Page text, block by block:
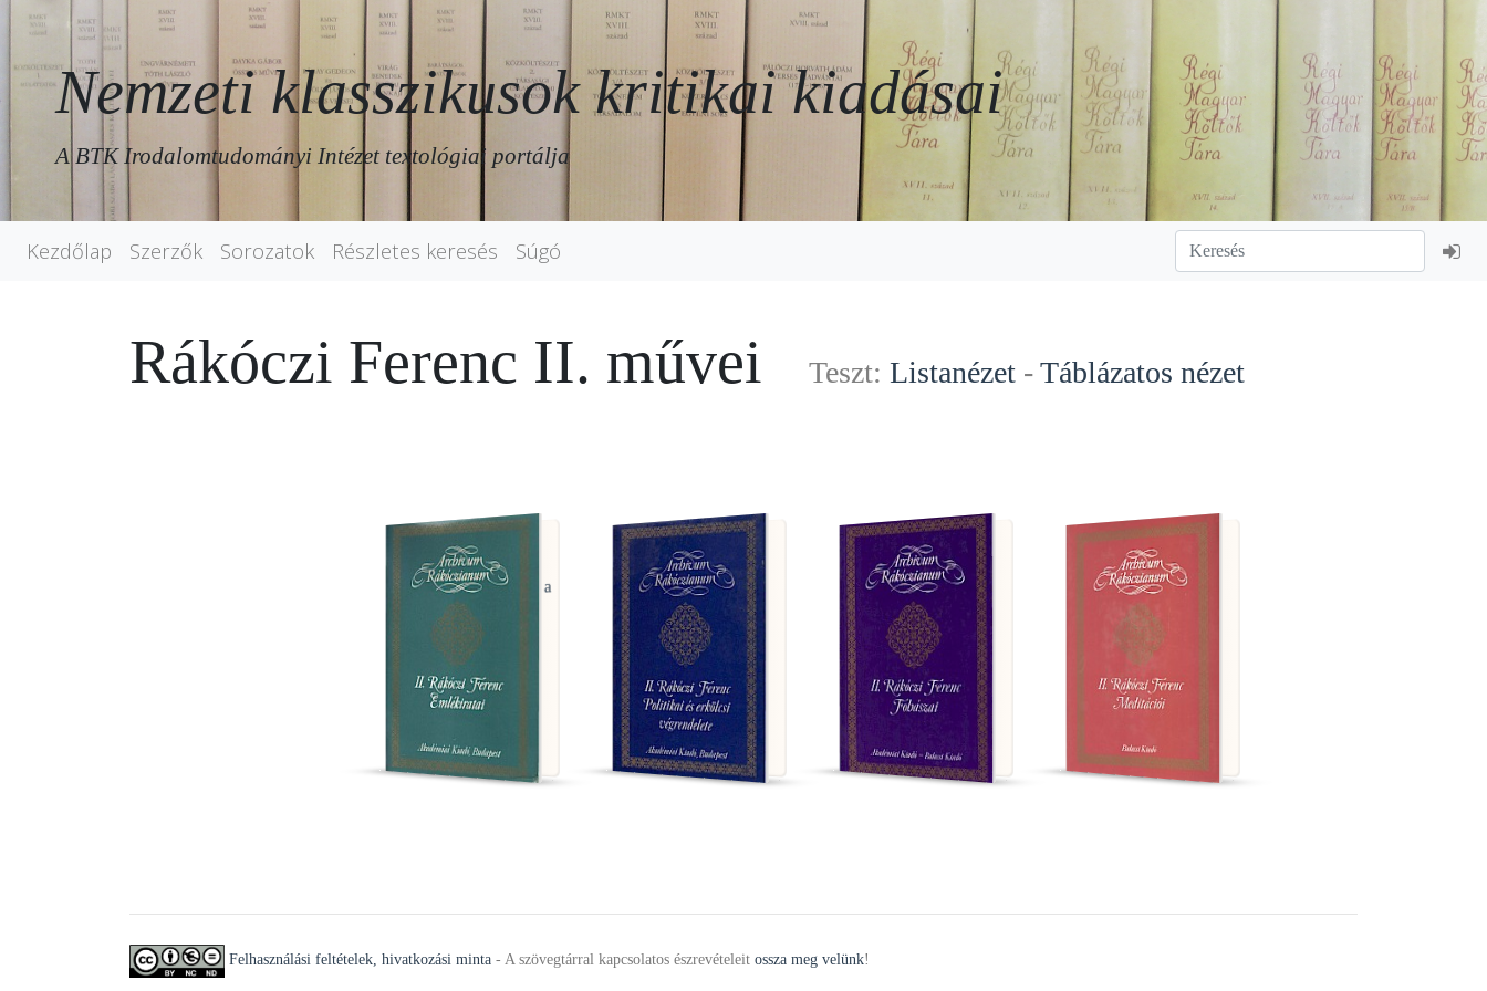
Nemzeti klasszikusok kritikai kiadásai
A BTK Irodalomtudományi Intézet textológiai portálja
Kezdőlap Szerzők Sorozatok Részletes keresés Súgó
Rákóczi Ferenc II. művei Teszt: Listanézet -Táblázatos nézet
Rákóczi Ferenc II.
II. Rákóczi Ferenc
fejedelem emlékiratai a
magyarországi
háborúról, 1703-tól
annak végéig
Rákóczi Ferenc II.
II. Rákóczi Ferenc
politikai és erkölcsi
végrendelete
Rákóczi Ferenc II.
II. Rákóczi Ferenc
fohászai
Rákóczi Ferenc II.
II. Rákóczi Ferenc
meditációi
Felhasználási feltételek, hivatkozási minta- A szövegtárral kapcsolatos észrevételeit ossza meg velünk!